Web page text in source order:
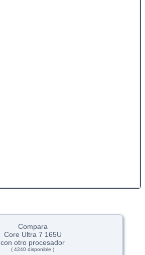
Compara
Core Ultra 7 165U
con otro procesador
( 4240 disponible )